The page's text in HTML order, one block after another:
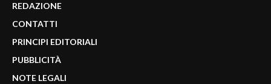
REDAZIONE
CONTATTI
PRINCIPI EDITORIALI
PUBBLICITÀ
NOTE LEGALI